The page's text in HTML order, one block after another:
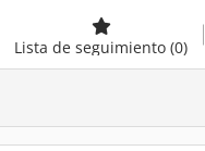
Lista de seguimiento (0)